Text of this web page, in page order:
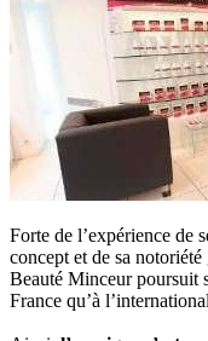
Forte de l’expérience de
concept et de sa
Beauté Minceur poursuit
France qu’à